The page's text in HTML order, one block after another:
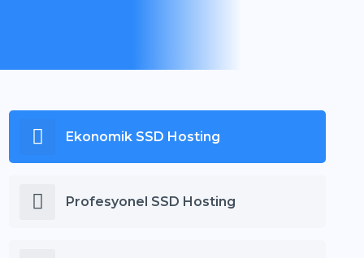
Ekonomik SSD Hosting
Profesyonel SSD Hosting